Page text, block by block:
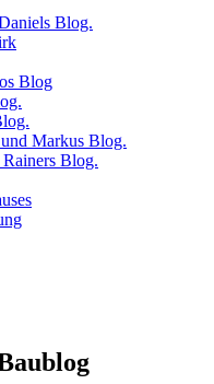
Blog.
Blog
Markus Blog.
Blog.